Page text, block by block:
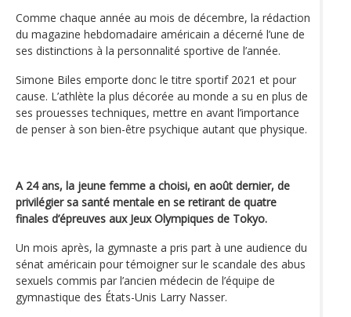
Comme chaque année au mois de décembre, la rédaction
du magazine hebdomadaire américain a décerné l’une de
ses distinctions à la personnalité sportive de l’année.
Simone Biles emporte donc le titre sportif 2021 et pour
cause. L’athlète la plus décorée au monde a su en plus de
ses prouesses techniques, mettre en avant l’importance
de penser à son bien-être psychique autant que physique.
A 24 ans, la jeune femme a choisi, en août dernier, de
privilégier sa santé mentale en se retirant de quatre
finales d’épreuves aux Jeux Olympiques de Tokyo.
Un mois après, la gymnaste a pris part à une audience du
sénat américain pour témoigner sur le scandale des abus
sexuels commis par l’ancien médecin de l’équipe de
gymnastique des États-Unis Larry Nasser.